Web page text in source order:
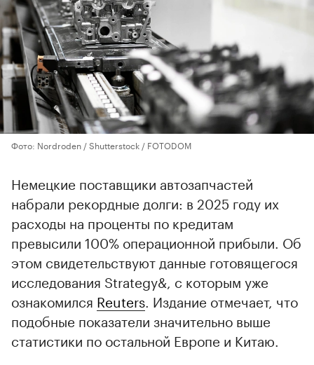
Фото: Nordroden / Shutterstock / FOTODOM
Немецкие поставщики автозапчастей
набрали рекордные долги: в 2025 году их
расходы на проценты по кредитам
превысили 100% операционной прибыли. Об
этом свидетельствуют данные готовящегося
исследования Strategy&, с которым уже
ознакомился Reuters. Издание отмечает, что
подобные показатели значительно выше
статистики по остальной Европе и Китаю.